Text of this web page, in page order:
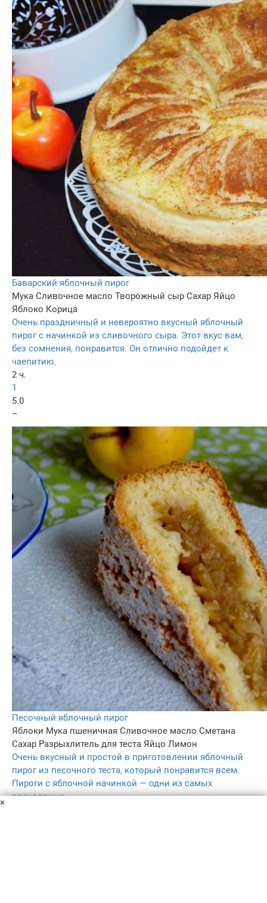
Баварский яблочный пирог
Мука Сливочное масло Творожный сыр Сахар Яйцо
Яблоко Корица
Очень праздничный и невероятно вкусный яблочный
пирог с начинкой из сливочного сыра. Этот вкус вам,
без сомнения, понравится. Он отлично подойдет к
чаепитию.
2 ч.
1
5.0
–
Песочный яблочный пирог
Яблоки Мука пшеничная Сливочное масло Сметана
Сахар Разрыхлитель для теста Яйцо Лимон
Очень вкусный и простой в приготовлении яблочный
пирог из песочного теста, который понравится всем.
Пироги с яблочной начинкой — одни из самых
популярных.
×